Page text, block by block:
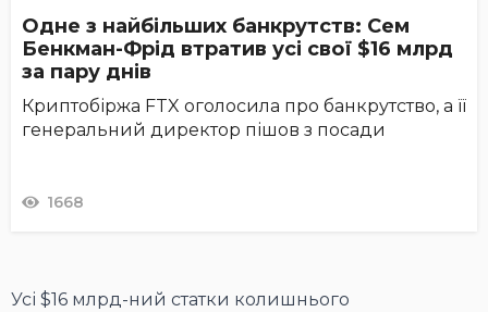
Одне з найбільших банкрутств: Сем
Бенкман-Фрід втратив усі свої $16 млрд
за пару днів
Криптобіржа FTX оголосила про банкрутство, а її
генеральний директор пішов з посади
1668
Усі $16 млрд-ний статки колишнього